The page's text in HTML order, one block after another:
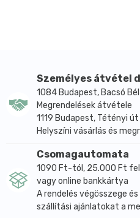
6,1 g 3,4 g
Fehérje 15 g 7,4 g
Só 0,02 g 0,01 g
A termék kizárólag a nátrium
Személyes átvétel
1084 Budapest, Bacsó
Megrendelések átvétele
1119 Budapest, Tétényi
Helyszíni vásárlás és
Csomagautomata
1090 Ft-tól, 25.000 Ft
vagy online bankkártya
A rendelés végösszege
szállítási ajánlatokat a